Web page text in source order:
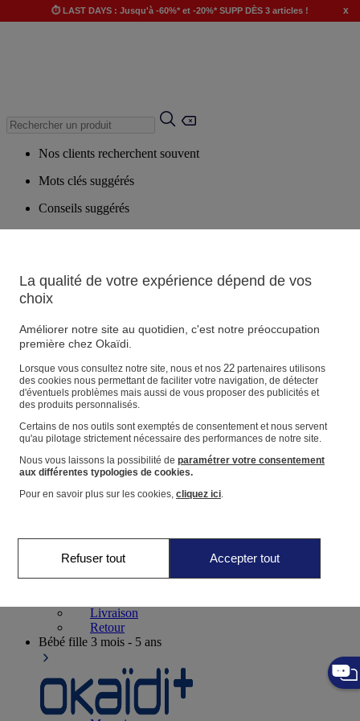
⏱️ LAST DAYS : Jusqu'à -60%* et -20%* SUPP DÈS 3 articles ! x
Nos clients recherchent souvent
Mots clés suggérés
Conseils suggérés
Vos informations personnelles
Suivre une commande
Panier
Favoris
Naissance0-12 mois
Livraison
Retour
Bébé fille 3 mois - 5 ans
La qualité de votre expérience dépend de vos
choix
Améliorer notre site au quotidien, c'est notre préoccupation
première chez Okaïdi.
Lorsque vous consultez notre site, nous et nos 22partenaires utilisons
des cookies nous permettant de faciliter votre navigation, de détecter
d'éventuels problèmes mais aussi de vous proposer des publicités et
des produits personnalisés.
Certains de nos outils sont exemptés de consentement et nous servent
qu'au pilotage strictement nécessaire des performances de notre site.
Nous vous laissons la possibilité de paramétrer votre consentement
aux différentes typologies de cookies.
Pour en savoir plus sur les cookies, cliquez ici.
Refuser tout Accepter tout